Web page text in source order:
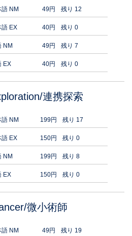
語 NM 49円 残り 12
語 EX 40円 残り 0
NM 49円 残り 7
EX 40円 残り 0
連携探索
語 NM 199円 残り 17
語 EX 150円 残り 0
NM 199円 残り 8
EX 150円 残り 0
微小術師
語 NM 49円 残り 19